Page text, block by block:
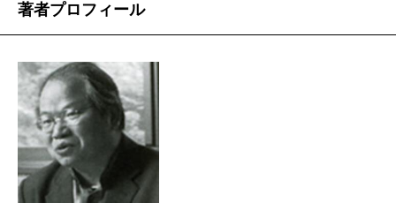
著者プロフィール